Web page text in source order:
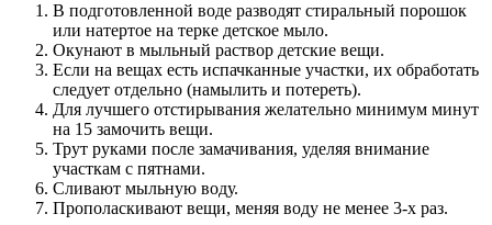
В подготовленной воде разводят стиральный порошок
или натертое на терке детское мыло.
Окунают в мыльный раствор детские вещи.
Если на вещах есть испачканные участки, их обработать
следует отдельно (намылить и потереть).
Для лучшего отстирывания желательно минимум минут
на 15 замочить вещи.
Трут руками после замачивания, уделяя внимание
участкам с пятнами.
Сливают мыльную воду.
Прополаскивают вещи, меняя воду не менее 3-х раз.